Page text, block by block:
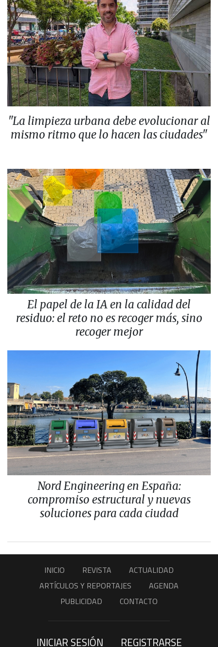
"La limpieza urbana debe evolucionar al
mismo ritmo que lo hacen las ciudades"
El papel de la IA en la calidad del
residuo: el reto no es recoger más, sino
recoger mejor
Nord Engineering en España:
compromiso estructural y nuevas
soluciones para cada ciudad
INICIO REVISTA
ACTUALIDAD
ARTÍCULOS Y REPORTAJES
AGENDA
PUBLICIDAD
CONTACTO
INICIAR SESIÓN REGISTRARSE